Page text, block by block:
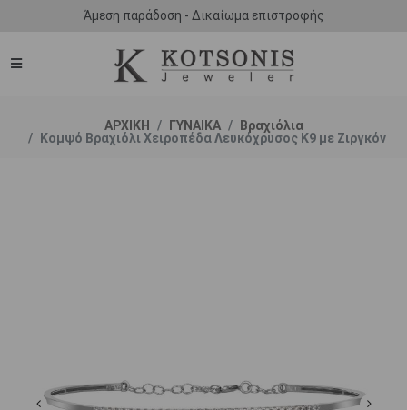
Άμεση παράδοση - Δικαίωμα επιστροφής
ΑΡΧΙΚΗ ΓΥΝΑΙΚΑ
Βραχιόλια
Κομψό Βραχιόλι Χειροπέδα Λευκόχρυσος K9 με Ζιργκόν